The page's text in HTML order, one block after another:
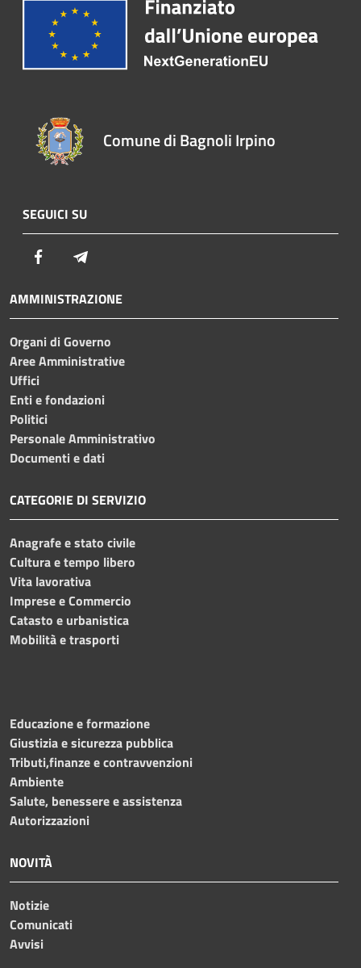
Comune di Bagnoli Irpino
SEGUICI SU
Facebook
AMMINISTRAZIONE
Organi di Governo
Aree Amministrative
Uffici
Enti e fondazioni
Politici
Personale Amministrativo
Documenti e dati
CATEGORIE DI SERVIZIO
Anagrafe e stato civile
Cultura e tempo libero
Vita lavorativa
Imprese e Commercio
Catasto e urbanistica
Mobilità e trasporti
Educazione e formazione
Giustizia e sicurezza pubblica
Tributi,finanze e contravvenzioni
Ambiente
Salute, benessere e assistenza
Autorizzazioni
NOVITÀ
Notizie
Comunicati
Avvisi